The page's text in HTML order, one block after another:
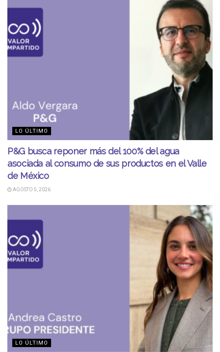
LO ÚLTIMO
P&G busca reponer más del 100% del agua
asociada al consumo de sus productos en el Valle
de México
AGOSTO 5, 2026
LO ÚLTIMO